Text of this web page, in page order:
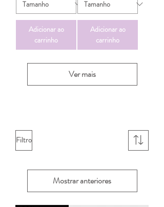
Adicionar ao
carrinho
Adicionar ao
carrinho
Ver mais
Filtro
Mostrar anteriores